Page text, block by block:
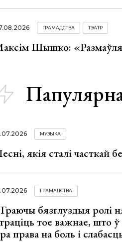
ГРАМАДСТВА ТЭАТР
Шышко:
МУЗЫКА
якія сталі часткай
ГРАМАДСТВА
бязглуздыя
тое важнае, што
права на боль і